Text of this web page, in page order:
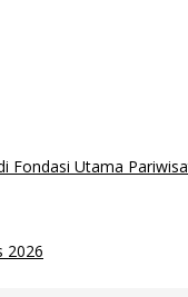
Fondasi Utama
2026